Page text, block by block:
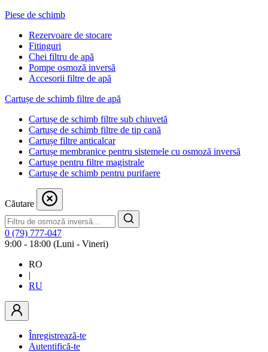
Piese de schimb
Rezervoare de stocare
Fitinguri
Chei filtru de apă
Pompe osmoză inversă
Accesorii filtre de apă
Cartușe de schimb filtre de apă
Cartușe de schimb filtre sub chiuvetă
Cartușe de schimb filtre de tip cană
Cartușe filtre anticalcar
Cartușe membranice pentru sistemele cu osmoză inversă
Cartușe pentru filtre magistrale
Cartușe de schimb pentru purifaere
Căutare
0 (79) 777-047
9:00 - 18:00 (Luni - Vineri)
RO
|
RU
Înregistrează-te
Autentifică-te